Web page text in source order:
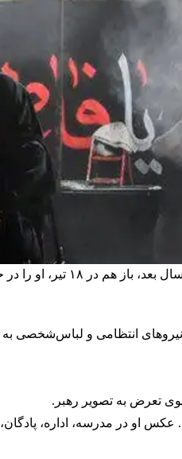
۱۸ تیر ۱۳۷۸ دانشجویان عکس علی خامنه‌ای را
حمله نیروهای انتظامی و لباس‌شخصی
در مدرسه، اداره، پادگان،